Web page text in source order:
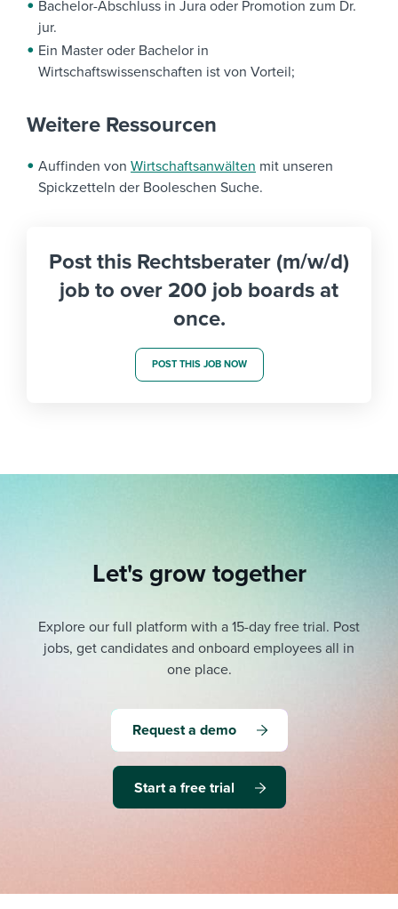
Bachelor-Abschluss in Jura oder Promotion zum Dr.
jur.
Ein Master oder Bachelor in
Wirtschaftswissenschaften ist von Vorteil;
Weitere Ressourcen
Auffinden von Wirtschaftsanwälten mit unseren
Spickzetteln der Booleschen Suche.
Post this Rechtsberater (m/w/d)
job to over 200 job boards at
once.
POST THIS JOB NOW
Let's grow together
Explore our full platform with a 15-day free trial. Post
jobs, get candidates and onboard employees all in
one place.
Request a demo
Start a free trial